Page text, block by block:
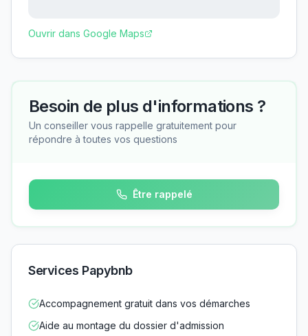
Ouvrir dans Google Maps
Besoin de plus d'informations ?
Un conseiller vous rappelle gratuitement pour
répondre à toutes vos questions
Être rappelé
Services Papybnb
Accompagnement gratuit dans vos démarches
Aide au montage du dossier d'admission